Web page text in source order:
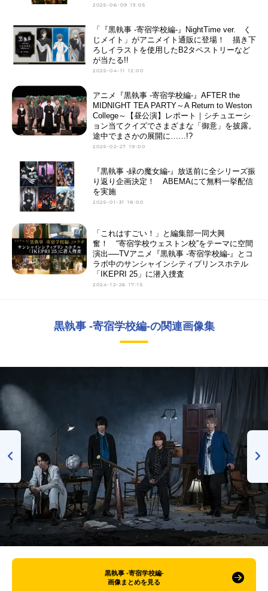
2025-06-09 13:05
「『黒執事 -寄宿学校編-』NightTime ver. く
じメイト」がアニメイト通販に登場！ 描き下
ろしイラストを使用したB2タペストリーなど
が当たる!!
2025-04-11 12:00
アニメ『黒執事 -寄宿学校編-』AFTER the
MIDNIGHT TEA PARTY～A Return to Weston
College～【昼公演】レポート｜シチュエーシ
ョン当てクイズでさまざまな「御意」を披露。
途中でまさかの展開に……!?
2025-02-27 19:00
『黒執事 -緑の魔女編-』放送前に全シリーズ振
り返り企画決定！ ABEMAにて無料一挙配信
を実施
2025-01-31 18:00
「これはすごい！」と編集部一同大興
奮！ “寄宿学校ウェストン校”をテーマに空間
演出──TVアニメ『黒執事 -寄宿学校編-』とコ
ラボ中のサンシャインシティプリンスホテル
「IKEPRI 25」に潜入捜査
2024-12-26 17:15
黒執事 -寄宿学校編-の関連画像集
黒執事 -寄宿学校編-
画像まとめを見る